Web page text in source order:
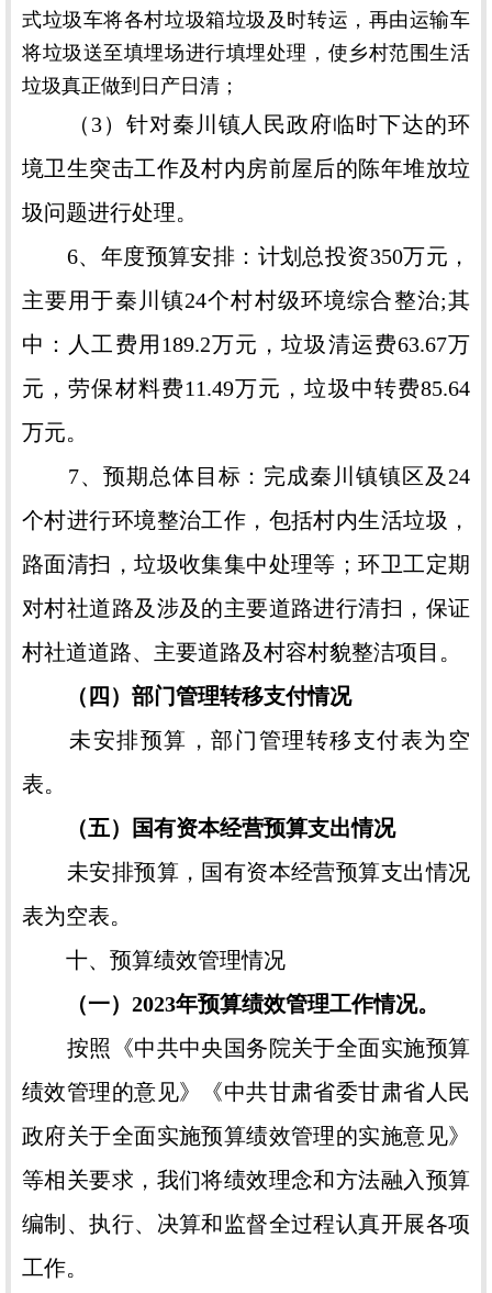
式垃圾车将各村垃圾箱垃圾及时转运，再由运输车
将垃圾送至填埋场进行填埋处理，使乡村范围生活
垃圾真正做到日产日清；
（3）针对秦川镇人民政府临时下达的环
境卫生突击工作及村内房前屋后的陈年堆放垃
圾问题进行处理。
6、年度预算安排：计划总投资350万元，
主要用于秦川镇24个村村级环境综合整治;其
中：人工费用189.2万元，垃圾清运费63.67万
元，劳保材料费11.49万元，垃圾中转费85.64
万元。
7、预期总体目标：完成秦川镇镇区及24
个村进行环境整治工作，包括村内生活垃圾，
路面清扫，垃圾收集集中处理等；环卫工定期
对村社道路及涉及的主要道路进行清扫，保证
村社道道路、主要道路及村容村貌整洁项目。
（四）部门管理转移支付情况
未安排预算，部门管理转移支付表为空
表。
（五）国有资本经营预算支出情况
未安排预算，国有资本经营预算支出情况
表为空表。
十、预算绩效管理情况
（一）2023年预算绩效管理工作情况。
按照《中共中央国务院关于全面实施预算
绩效管理的意见》《中共甘肃省委甘肃省人民
政府关于全面实施预算绩效管理的实施意见》
等相关要求，我们将绩效理念和方法融入预算
编制、执行、决算和监督全过程认真开展各项
工作。